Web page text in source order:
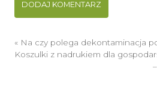
« Na czy polega dekontaminacja
Koszulki z nadrukiem dla